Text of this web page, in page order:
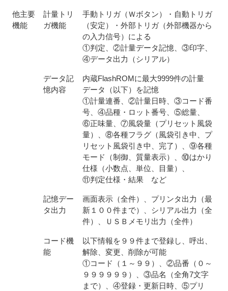
他主要
機能
計量トリ
ガ機能
手動トリガ（Ｗボタン）・自動トリガ
（安定）・外部トリガ（外部機器から
の入力信号）による
①判定、②計量データ記憶、③印字、
④データ出力（シリアル）
データ記
憶内容
内蔵FlashROMに最大9999件の計量
データ（以下）を記憶
①計量連番、②計量日時、③コード番
号、④品種・ロット番号、⑤総量、
⑥正味量、⑦風袋量（プリセット風袋
量）、⑧各種フラグ（風袋引き中、プ
リセット風袋引き中、完了）、⑨各種
モード（制御、質量表示）、⑩はかり
仕様（小数点、単位、目量）、
⑪判定仕様・結果 など
記憶デー
タ出力
画面表示（全件）、プリンタ出力（最
新１００件まで）、シリアル出力（全
件）、ＵＳＢメモリ出力（全件）
コード機
能
以下情報を９９件まで登録し、呼出、
解除、変更、削除が可能
①コード（１～９９）、②品番（０～
９９９９９９）、③品名（全角7文字
まで）、④登録・更新日時、⑤プリ